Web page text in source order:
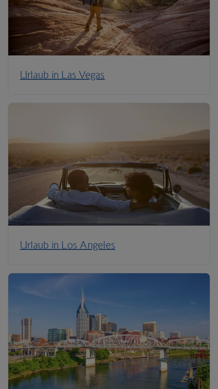
Urlaub in Las Vegas
Urlaub in Los Angeles